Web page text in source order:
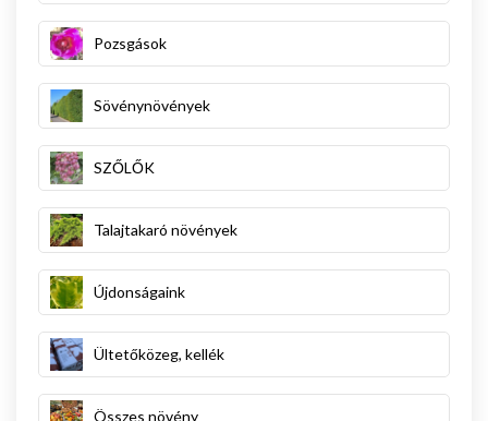
Pozsgások
Sövénynövények
SZŐLŐK
Talajtakaró növények
Újdonságaink
Ültetőközeg, kellék
Összes növény